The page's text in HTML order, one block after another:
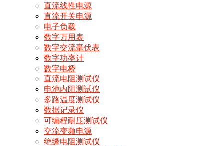
直流线性电源
直流开关电源
电子负载
数字万用表
数字交流毫伏表
数字功率计
数字电桥
直流电阻测试仪
电池内阻测试仪
多路温度测试仪
数据记录仪
可编程耐压测试仪
交流变频电源
绝缘电阻测试仪